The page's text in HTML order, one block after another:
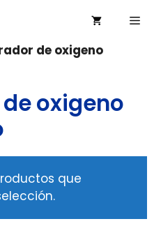
de oxigeno
oxigeno
que